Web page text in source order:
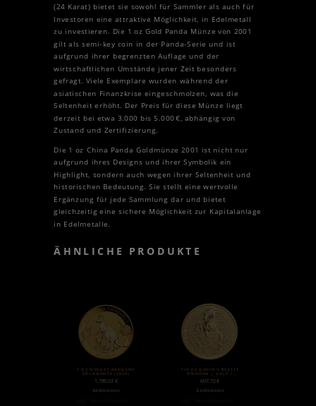
(24 Karat) bietet sie sowohl für Sammler als auch für
Investoren eine attraktive Möglichkeit, in Edelmetall
zu investieren. Die 1 oz Gold Panda Münze von 2001
gilt als semi-key coin in der Panda-Serie und ist
aufgrund ihrer begrenzten Auflage und der
wirtschaftlichen Umstände jener Zeit besonders
gefragt. Viele Exemplare wurden während der
asiatischen Finanzkrise eingeschmolzen, was die
Seltenheit erhöht. Der Preis für diese Münze liegt
derzeit bei etwa 3.000 bis 5.000 €, abhängig von
Zustand und Zertifizierung.
Die 1 oz China Panda Goldmünze 2001 ist nicht nur
aufgrund ihres Designs und ihrer Symbolik ein
Highlight, sondern auch wegen ihrer Seltenheit und
historischen Bedeutung. Sie stellt eine wertvolle
Ergänzung für jede Sammlung dar und bietet
gleichzeitig eine sichere Möglichkeit zur Kapitalanlage
in Edelmetalle.
ÄHNLICHE PRODUKTE
1 OZ NUGGET KÄNGURU
GOLDMÜNZE (2020)
1.789,02 €
Goldmünzen
1/4 OZ QUEEN’S BEASTS
EINHORN | GOLD |
2018
607,72€
Goldmünzen